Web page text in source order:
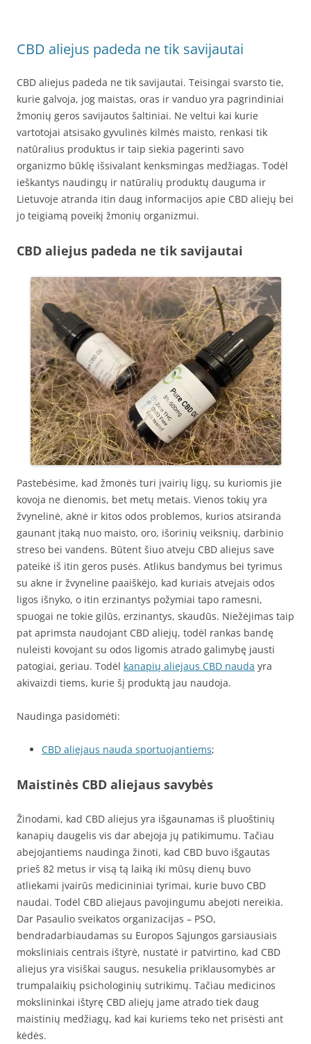
CBD aliejus padeda ne tik savijautai
CBD aliejus padeda ne tik savijautai. Teisingai svarsto tie,
kurie galvoja, jog maistas, oras ir vanduo yra pagrindiniai
žmonių geros savijautos šaltiniai. Ne veltui kai kurie
vartotojai atsisako gyvulinės kilmės maisto, renkasi tik
natūralius produktus ir taip siekia pagerinti savo
organizmo būklę išsivalant kenksmingas medžiagas. Todėl
ieškantys naudingų ir natūralių produktų dauguma ir
Lietuvoje atranda itin daug informacijos apie CBD aliejų bei
jo teigiamą poveikį žmonių organizmui.
CBD aliejus padeda ne tik savijautai
Pastebėsime, kad žmonės turi įvairių ligų, su kuriomis jie
kovoja ne dienomis, bet metų metais. Vienos tokių yra
žvynelinė, aknė ir kitos odos problemos, kurios atsiranda
gaunant įtaką nuo maisto, oro, išorinių veiksnių, darbinio
streso bei vandens. Būtent šiuo atveju CBD aliejus save
pateikė iš itin geros pusės. Atlikus bandymus bei tyrimus
su akne ir žvyneline paaiškėjo, kad kuriais atvejais odos
ligos išnyko, o itin erzinantys požymiai tapo ramesni,
spuogai ne tokie gilūs, erzinantys, skaudūs. Niežėjimas taip
pat aprimsta naudojant CBD aliejų, todėl rankas bandę
nuleisti kovojant su odos ligomis atrado galimybę jausti
patogiai, geriau. Todėl kanapių aliejaus CBD nauda yra
akivaizdi tiems, kurie šį produktą jau naudoja.
Naudinga pasidomėti:
CBD aliejaus nauda sportuojantiems;
Maistinės CBD aliejaus savybės
Žinodami, kad CBD aliejus yra išgaunamas iš pluoštinių
kanapių daugelis vis dar abejoja jų patikimumu. Tačiau
abejojantiems naudinga žinoti, kad CBD buvo išgautas
prieš 82 metus ir visą tą laiką iki mūsų dienų buvo
atliekami įvairūs medicininiai tyrimai, kurie buvo CBD
naudai. Todėl CBD aliejaus pavojingumu abejoti nereikia.
Dar Pasaulio sveikatos organizacijas – PSO,
bendradarbiaudamas su Europos Sąjungos garsiausiais
moksliniais centrais ištyrė, nustatė ir patvirtino, kad CBD
aliejus yra visiškai saugus, nesukelia priklausomybės ar
trumpalaikių psichologinių sutrikimų. Tačiau medicinos
mokslininkai ištyrę CBD aliejų jame atrado tiek daug
maistinių medžiagų, kad kai kuriems teko net prisėsti ant
kėdės.